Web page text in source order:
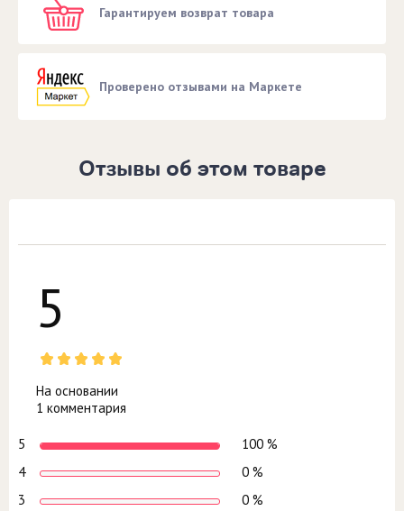
Гарантируем возврат товара
Проверено отзывами на Маркете
Отзывы об этом товаре
5
На основании
1 комментария
5
100 %
4
0 %
3
0 %